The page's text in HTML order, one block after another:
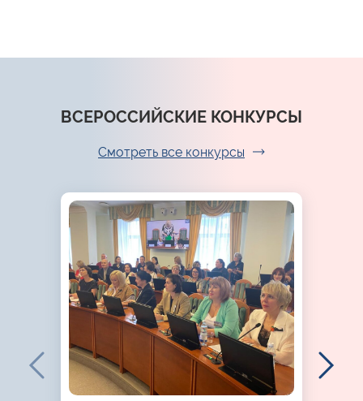
ВСЕРОССИЙСКИЕ КОНКУРСЫ
Смотреть все конкурсы